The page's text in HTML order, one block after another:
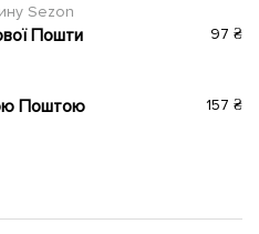
Sezon
Пошти 97 ₴
Поштою 157 ₴